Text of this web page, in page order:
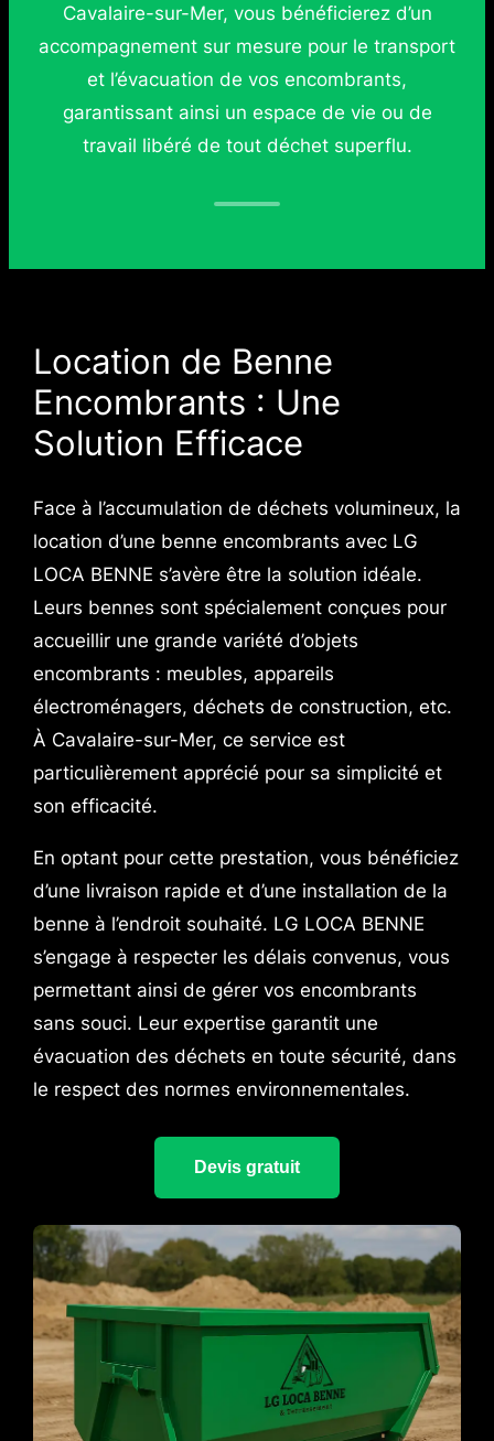
Cavalaire-sur-Mer, vous bénéficierez d’un
accompagnement sur mesure pour le transport
et l’évacuation de vos encombrants,
garantissant ainsi un espace de vie ou de
travail libéré de tout déchet superflu.
Location de Benne
Encombrants : Une
Solution Efficace
Face à l’accumulation de déchets volumineux, la
location d’une benne encombrants avec LG
LOCA BENNE s’avère être la solution idéale.
Leurs bennes sont spécialement conçues pour
accueillir une grande variété d’objets
encombrants : meubles, appareils
électroménagers, déchets de construction, etc.
À Cavalaire-sur-Mer, ce service est
particulièrement apprécié pour sa simplicité et
son efficacité.
En optant pour cette prestation, vous bénéficiez
d’une livraison rapide et d’une installation de la
benne à l’endroit souhaité. LG LOCA BENNE
s’engage à respecter les délais convenus, vous
permettant ainsi de gérer vos encombrants
sans souci. Leur expertise garantit une
évacuation des déchets en toute sécurité, dans
le respect des normes environnementales.
Devis gratuit